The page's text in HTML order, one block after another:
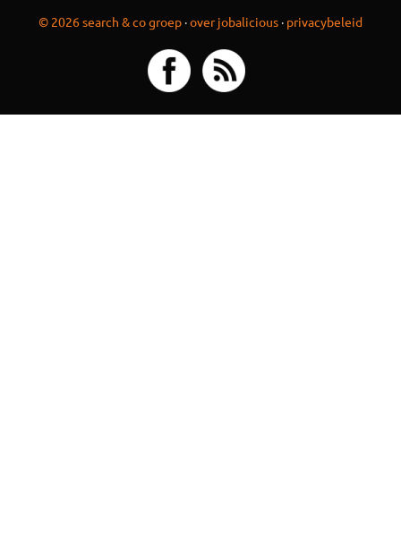
© 2026 search & co groep ·over jobalicious · privacybeleid